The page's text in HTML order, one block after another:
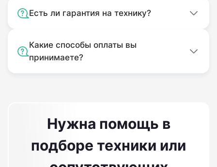
Есть ли гарантия на технику?
Какие способы оплаты вы
принимаете?
Нужна помощь в
подборе техники или